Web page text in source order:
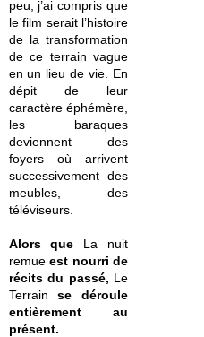
peu, j’ai compris que
le film serait l’histoire
de la transformation
de ce terrain vague
en un lieu de vie. En
dépit de leur
caractère éphémère,
les baraques
deviennent des
foyers où arrivent
successivement des
meubles, des
téléviseurs.
Alors que La nuit
remueest nourri de
récits du passé, Le
Terrain se déroule
entièrement au
présent.